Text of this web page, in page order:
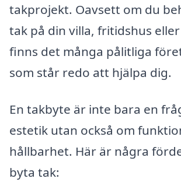
takprojekt. Oavsett om du
tak på din villa, fritidshus
finns det många pålitliga
som står redo att hjälpa dig.
En takbyte är inte bara en
estetik utan också om
hållbarhet. Här är några
byta tak: